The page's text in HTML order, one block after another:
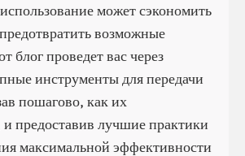
может сэкономить
возможные
блог проведет вас через
инструменты для передачи
пошагово, как их
и предоставив лучшие практики
максимальной эффективности